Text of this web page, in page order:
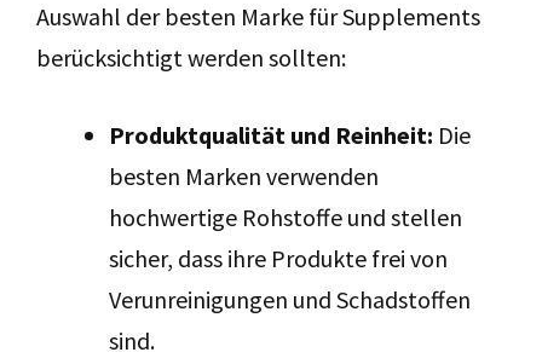
Auswahl der besten Marke für Supplements
berücksichtigt werden sollten:
Produktqualität und Reinheit: Die
besten Marken verwenden
hochwertige Rohstoffe und stellen
sicher, dass ihre Produkte frei von
Verunreinigungen und Schadstoffen
sind.